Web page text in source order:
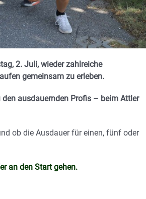
2. Juli, wieder zahlreiche
gemeinsam zu erleben.
ausdauernden Profis – beim Attler
ob die Ausdauer für einen, fünf oder
an den Start gehen.